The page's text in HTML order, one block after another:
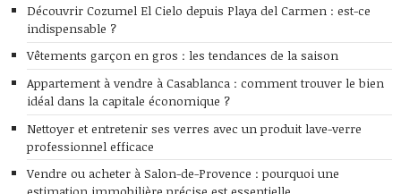
Découvrir Cozumel El Cielo depuis Playa del Carmen : est-ce
indispensable ?
Vêtements garçon en gros : les tendances de la saison
Appartement à vendre à Casablanca : comment trouver le bien
idéal dans la capitale économique ?
Nettoyer et entretenir ses verres avec un produit lave-verre
professionnel efficace
Vendre ou acheter à Salon-de-Provence : pourquoi une